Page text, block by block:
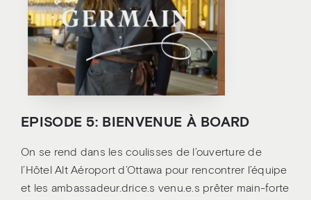
EPISODE 5: BIENVENUE À BOARD
On se rend dans les coulisses de l’ouverture de
l’Hôtel Alt Aéroport d’Ottawa pour rencontrer l’équipe
et les ambassadeur.drice.s venu.e.s prêter main-forte